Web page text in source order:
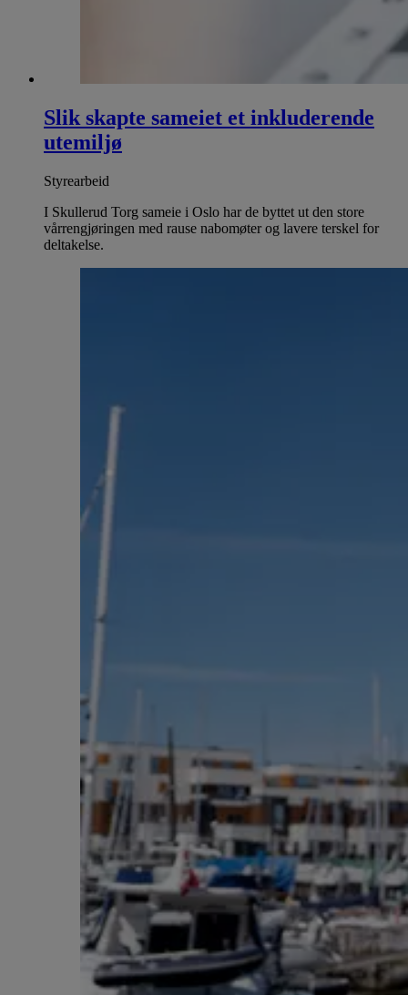
Slik skapte sameiet et inkluderende
utemiljø
Styrearbeid
I Skullerud Torg sameie i Oslo har de byttet ut den store
vårrengjøringen med rause nabomøter og lavere terskel for
deltakelse.